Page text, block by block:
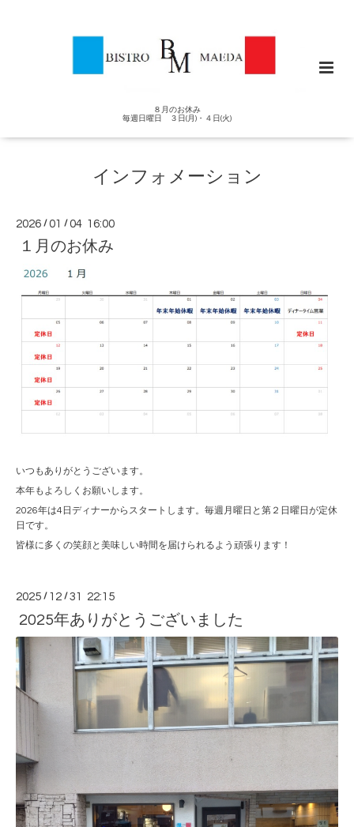
８月のお休み
毎週日曜日 ３日(月)・４日(火)
インフォメーション
2026 /01 /04 16:00
１月のお休み
いつもありがとうございます。
本年もよろしくお願いします。
2026年は4日ディナーからスタートします。毎週月曜日と第２日曜日が定休
日です。
皆様に多くの笑顔と美味しい時間を届けられるよう頑張ります！
2025 / 12 /31 22:15
2025年ありがとうございました